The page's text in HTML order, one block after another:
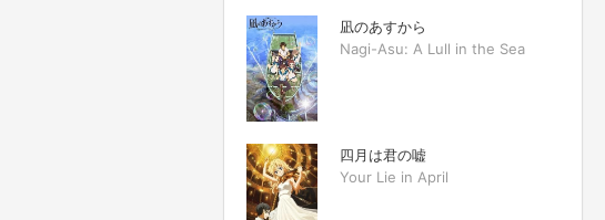
凪のあすから
Nagi-Asu: A Lull in the Sea
四月は君の嘘
Your Lie in April